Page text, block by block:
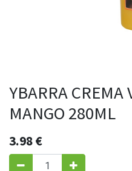
YBARRA CREMA
MANGO 280ML
3.98€